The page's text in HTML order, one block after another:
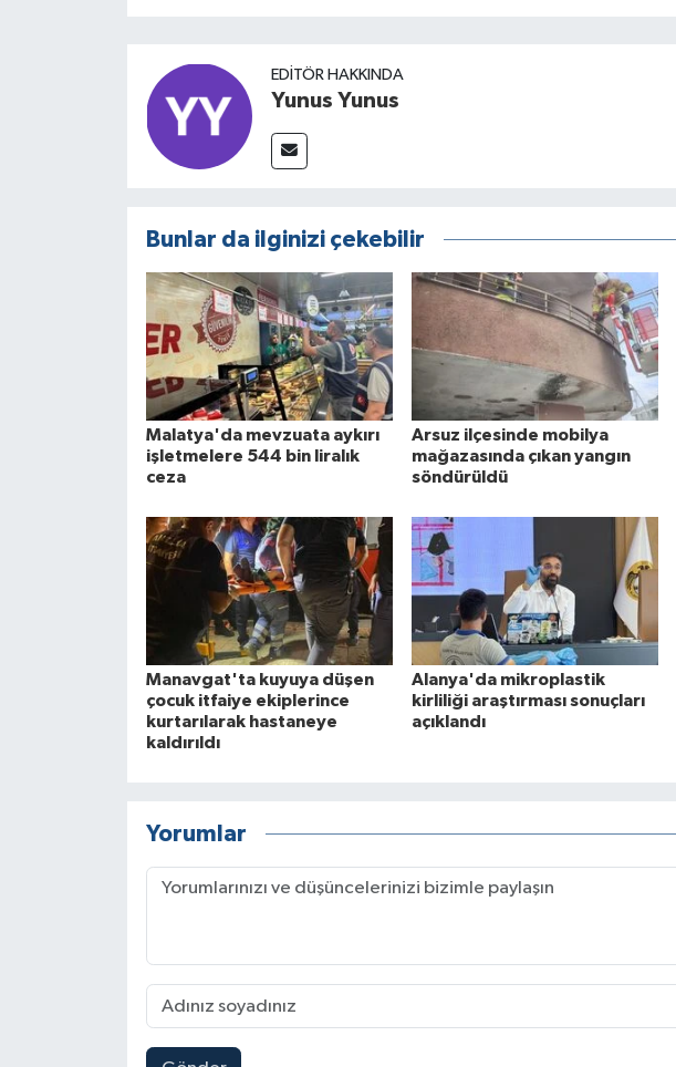
EDITÖR HAKKINDA
Yunus Yunus
Bunlar da ilginizi çekebilir
Malatya'da mevzuata aykırı
işletmelere 544 bin liralık
ceza
Arsuz ilçesinde mobilya
mağazasında çıkan yangın
söndürüldü
Manavgat'ta kuyuya düşen
çocuk itfaiye ekiplerince
kurtarılarak hastaneye
kaldırıldı
Alanya'da mikroplastik
kirliliği araştırması sonuçları
açıklandı
Yorumlar